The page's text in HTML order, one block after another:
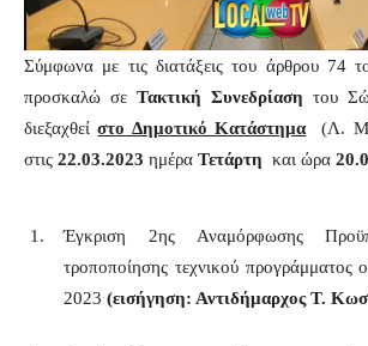
Σύμφωνα με τις διατάξεις του άρθρου 74
προσκαλώ σε Τακτική Συνεδρίαση του
διεξαχθείστο Δημοτικό Κατάστημα
(Λ.
στις 22.03.2023 ημέρα Τετάρτη και ώρα
Έγκριση 2ης Αναμόρφωσης
τροποποίησης τεχνικού προγράμματος
2023 (εισήγηση: Αντιδήμαρχος Τ.